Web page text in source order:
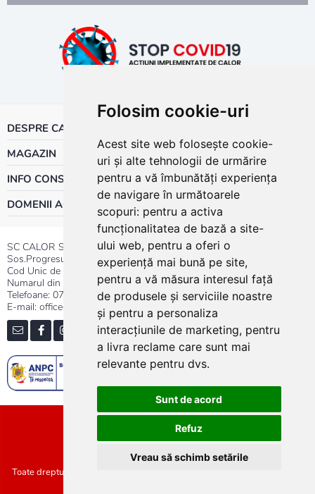
Folosim cookie-uri
Acest site web folosește cookie-
uri și alte tehnologii de urmărire
pentru a vă îmbunătăți experiența
de navigare în următoarele
scopuri: pentru a activa
funcționalitatea de bază a site-
ului web, pentru a oferi o
experiență mai bună pe site,
pentru a vă măsura interesul față
de produsele și serviciile noastre
și pentru a personaliza
interacțiunile de marketing, pentru
a livra reclame care sunt mai
relevante pentru dvs.
Sunt de acord
Refuz
Vreau să schimb setările
DESPRE CALOR
MAGAZIN
INFO CONSUMATOR
DOMENII ACTIVITATE
SC CALOR SRL
Sos.Progresului nr.30-40, Sector 5, Bucuresti
Cod Unic de Inregistrare: RO 3004724
Numarul din Registrul Comertului:J40/13176/1991
Telefoane: 0737.23.44.44|021.411.44.44
E-mail: office@calor.ro
Toate drepturile rezervate SC Calor SRL :: Copyright 2021 :: Realizat de